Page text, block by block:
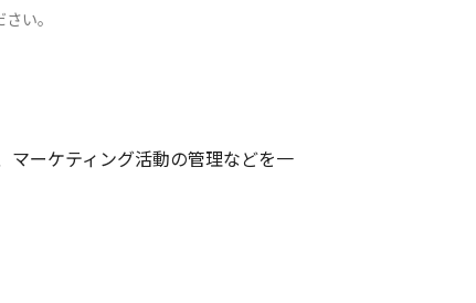
い。
マーケティング活動の管理などを一